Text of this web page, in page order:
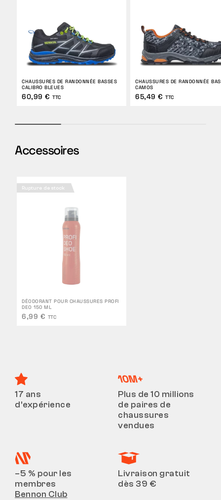
CHAUSSURES DE RANDONNÉE BASSES
CALIBRO BLEUES
60,99 € TTC
CHAUSSURES DE RANDONNÉE
CAMOS
65,49 € TTC
Accessoires
Rupture de stock
DÉODORANT POUR CHAUSSURES PROFI
DEO 150 ML
6,99 € TTC
17 ans
d’expérience
Plus de 10 millions
de paires de
chaussures
vendues
–5 % pour les
membres
Bennon Club
Livraison gratuit
dès 39 €